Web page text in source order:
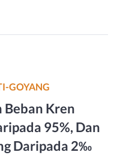
GOYANG
Kren
95%, Dan
Daripada 2‰